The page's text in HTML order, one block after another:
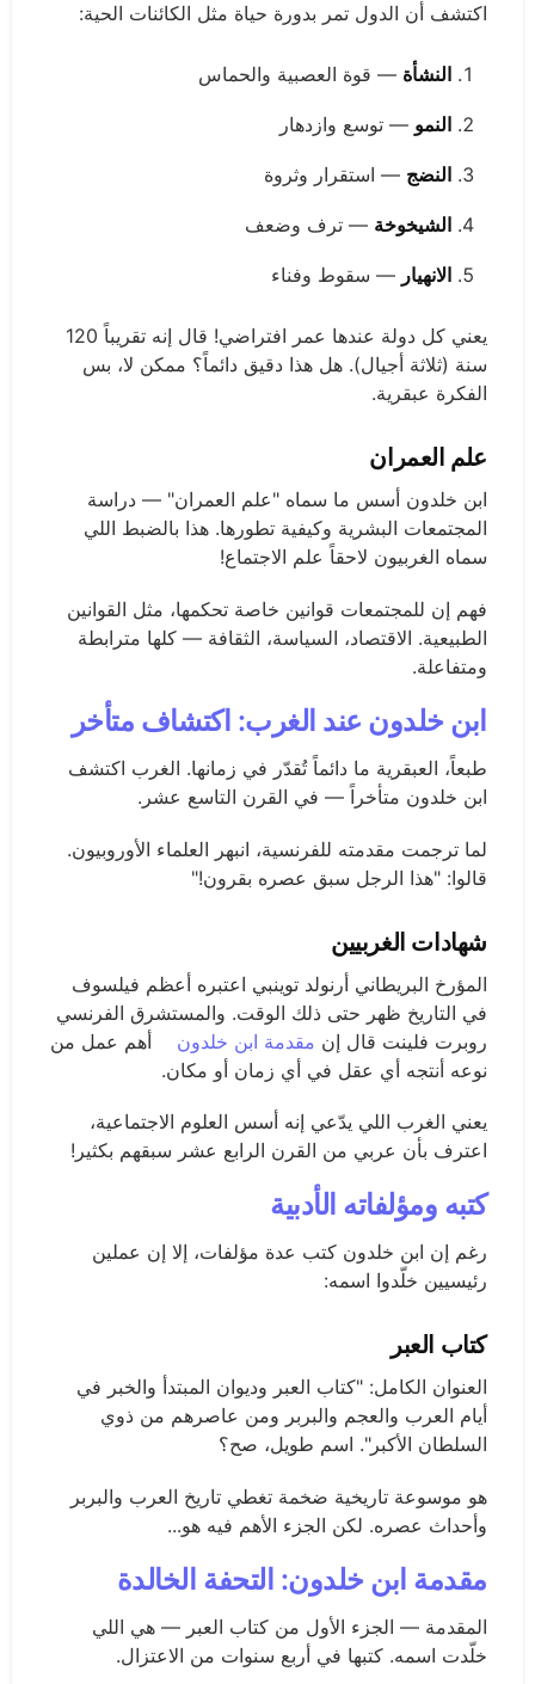
اكتشف أن الدول تمر بدورة حياة مثل الكائنات الحية:
النشأة — قوة العصبية والحماس
النمو — توسع وازدهار
النضج — استقرار وثروة
الشيخوخة — ترف وضعف
الانهيار — سقوط وفناء
يعني كل دولة عندها عمر افتراضي! قال إنه تقريباً 120
سنة (ثلاثة أجيال). هل هذا دقيق دائماً؟ ممكن لا، بس
الفكرة عبقرية.
علم العمران
ابن خلدون أسس ما سماه "علم العمران" — دراسة
المجتمعات البشرية وكيفية تطورها. هذا بالضبط اللي
سماه الغربيون لاحقاً علم الاجتماع!
فهم إن للمجتمعات قوانين خاصة تحكمها، مثل القوانين
الطبيعية. الاقتصاد، السياسة، الثقافة — كلها مترابطة
ومتفاعلة.
ابن خلدون عند الغرب: اكتشاف متأخر
طبعاً، العبقرية ما دائماً تُقدّر في زمانها. الغرب اكتشف
ابن خلدون متأخراً — في القرن التاسع عشر.
لما ترجمت مقدمته للفرنسية، انبهر العلماء الأوروبيون.
قالوا: "هذا الرجل سبق عصره بقرون!"
شهادات الغربيين
المؤرخ البريطاني أرنولد توينبي اعتبره أعظم فيلسوف
في التاريخ ظهر حتى ذلك الوقت. والمستشرق الفرنسي
روبرت فلينت قال إن مقدمة ابن خلدون
أهم عمل من
نوعه أنتجه أي عقل في أي زمان أو مكان.
يعني الغرب اللي يدّعي إنه أسس العلوم الاجتماعية،
اعترف بأن عربي من القرن الرابع عشر سبقهم بكثير!
كتبه ومؤلفاته الأدبية
رغم إن ابن خلدون كتب عدة مؤلفات، إلا إن عملين
رئيسيين خلّدوا اسمه:
كتاب العبر
العنوان الكامل: "كتاب العبر وديوان المبتدأ والخبر في
أيام العرب والعجم والبربر ومن عاصرهم من ذوي
السلطان الأكبر". اسم طويل، صح؟
هو موسوعة تاريخية ضخمة تغطي تاريخ العرب والبربر
وأحداث عصره. لكن الجزء الأهم فيه هو...
مقدمة ابن خلدون: التحفة الخالدة
المقدمة — الجزء الأول من كتاب العبر — هي اللي
خلّدت اسمه. كتبها في أربع سنوات من الاعتزال.